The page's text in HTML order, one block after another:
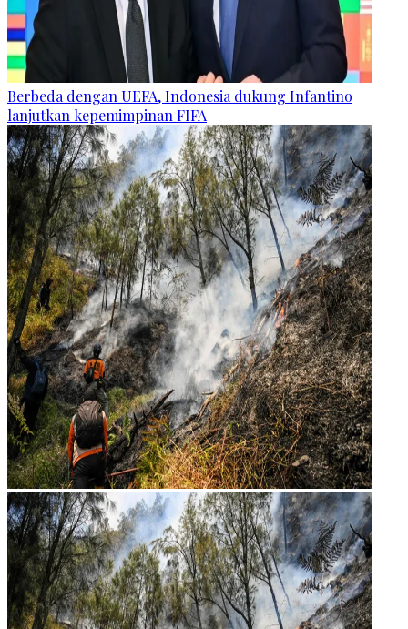
Berbeda dengan UEFA, Indonesia dukung Infantino
lanjutkan kepemimpinan FIFA